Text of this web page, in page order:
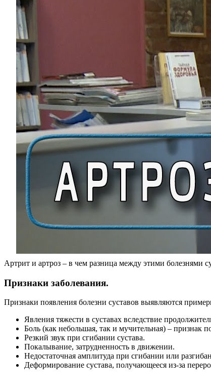
Артрит и артроз – в чем разница между этими болезнями
Признаки заболевания.
Признаки появления болезни суставов выявляются
Явления тяжести в суставах вследствие
Боль (как небольшая, так и мучительная) – признак
Резкий звук при сгибании сустава.
Покалывание, затрудненность в движении.
Недостаточная амплитуда при сгибании или
Деформирование сустава, получающееся из-за